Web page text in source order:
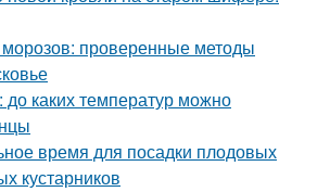
проверенные методы
каких температур можно
время для посадки плодовых
кустарников